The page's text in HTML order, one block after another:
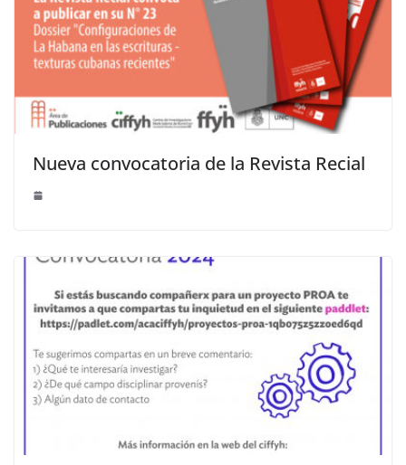
Nueva convocatoria de la Revista Recial